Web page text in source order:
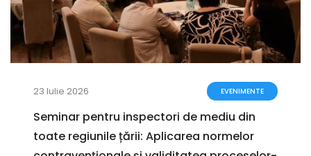
23 Iulie 2026 EVENIMENTE
Seminar pentru inspectori de mediu din
toate regiunile țării: Aplicarea normelor